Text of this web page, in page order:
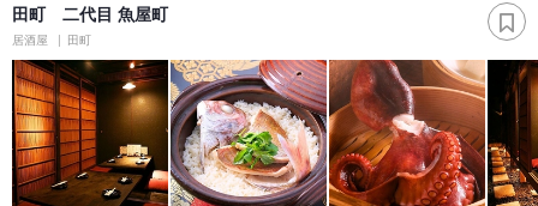
田町 二代目 魚屋町
居酒屋 田町